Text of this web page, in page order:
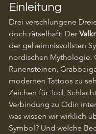
Einleitung
Drei verschlungene
doch rätselhaft: Der
der geheimnisvollsten
nordischen Mythologie.
Runensteinen,
modernen Tattoos zu
Zeichen für Tod,
Verbindung zu Odin
was wissen wir wirklich
Symbol? Und welche